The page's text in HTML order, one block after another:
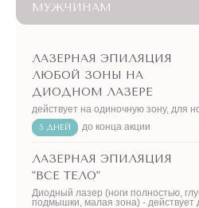
МУЖЧИНАМ
ЛАЗЕРНАЯ ЭПИЛЯЦИЯ
ЛЮБОЙ ЗОНЫ НА
ДИОДНОМ ЛАЗЕРЕ
действует на одиночную зону, для
5 ДНЕЙ до конца акции
ЛАЗЕРНАЯ ЭПИЛЯЦИЯ
"ВСЕ ТЕЛО"
Диодный лазер (ноги полностью,
подмышки, малая зона) - действует